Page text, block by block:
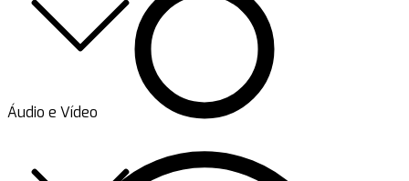
Áudio e Vídeo